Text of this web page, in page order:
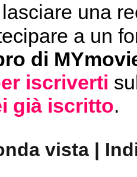
una
a un
di
iscriverti
già iscritto.
vista |